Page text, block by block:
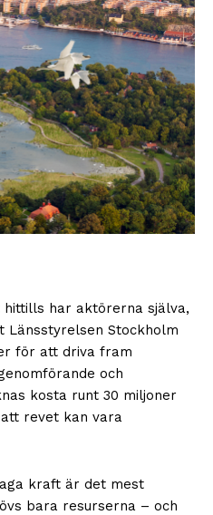
har aktörerna själva,
Länsstyrelsen Stockholm
för att driva fram
och
kosta runt 30 miljoner
revet kan vara
kraft är det mest
bara resurserna – och